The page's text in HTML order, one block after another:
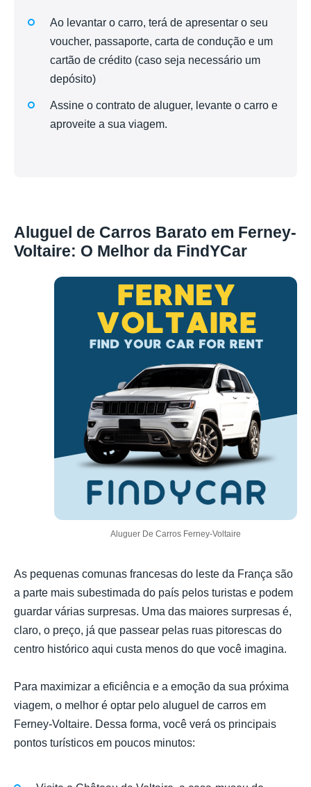
Ao levantar o carro, terá de apresentar o seu
voucher, passaporte, carta de condução e um
cartão de crédito (caso seja necessário um
depósito)
Assine o contrato de aluguer, levante o carro e
aproveite a sua viagem.
Aluguel de Carros Barato em Ferney-
Voltaire: O Melhor da FindYCar
Aluguer De Carros Ferney-Voltaire
As pequenas comunas francesas do leste da França são
a parte mais subestimada do país pelos turistas e podem
guardar várias surpresas. Uma das maiores surpresas é,
claro, o preço, já que passear pelas ruas pitorescas do
centro histórico aqui custa menos do que você imagina.
Para maximizar a eficiência e a emoção da sua próxima
viagem, o melhor é optar pelo aluguel de carros em
Ferney-Voltaire. Dessa forma, você verá os principais
pontos turísticos em poucos minutos: